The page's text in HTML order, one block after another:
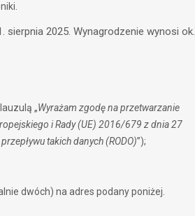
2025. Wynagrodzenie wynosi ok.
„Wyrażam zgodę na przetwarzanie
i Rady (UE) 2016/679 z dnia 27
takich danych (RODO)”);
dwóch) na adres podany poniżej.